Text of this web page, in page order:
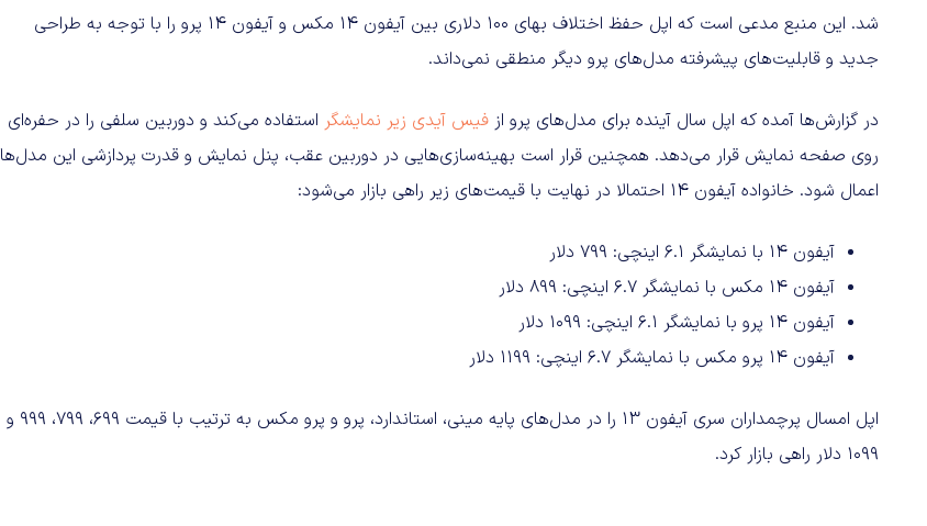
شد. این منبع مدعی است که اپل حفظ اختلاف بهای 100 دلاری بین آیفون 14 مکس و آیفون 14 پرو را با توجه به طراحی
جدید و قابلیت‌های پیشرفته مدل‌های پرو دیگر منطقی نمی‌داند.
در گزارش‌ها آمده که اپل سال آینده برای مدل‌های پرو از فیس آیدی زیر نمایشگر استفاده می‌کند و دوربین سلفی را در حفره‌ای
روی صفحه نمایش قرار می‌دهد. همچنین قرار است بهینه‌سازی‌هایی در دوربین عقب، پنل نمایش و قدرت پردازشی این مدل‌ها
اعمال شود. خانواده آیفون 14 احتمالا در نهایت با قیمت‌های زیر راهی بازار می‌شود:
آیفون 14 با نمایشگر 6.1 اینچی: 799 دلار
آیفون 14 مکس با نمایشگر 6.7 اینچی: 899 دلار
آیفون 14 پرو با نمایشگر 6.1 اینچی: 1099 دلار
آیفون 14 پرو مکس با نمایشگر 6.7 اینچی: 1199 دلار
اپل امسال پرچمداران سری آیفون 13 را در مدل‌های پایه مینی، استاندارد، پرو و پرو مکس به ترتیب با قیمت 699، 799، 999 و
1099 دلار راهی بازار کرد.